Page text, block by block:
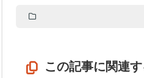
この記事に関連